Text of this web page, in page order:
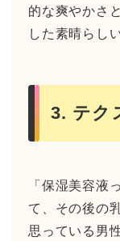
的な爽やかさ
した素晴らし
3. テク
「保湿美容液
て、その後の
思っている男